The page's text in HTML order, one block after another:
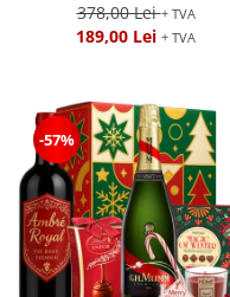
378,00 Lei+ TVA
189,00 Lei + TVA
-57%